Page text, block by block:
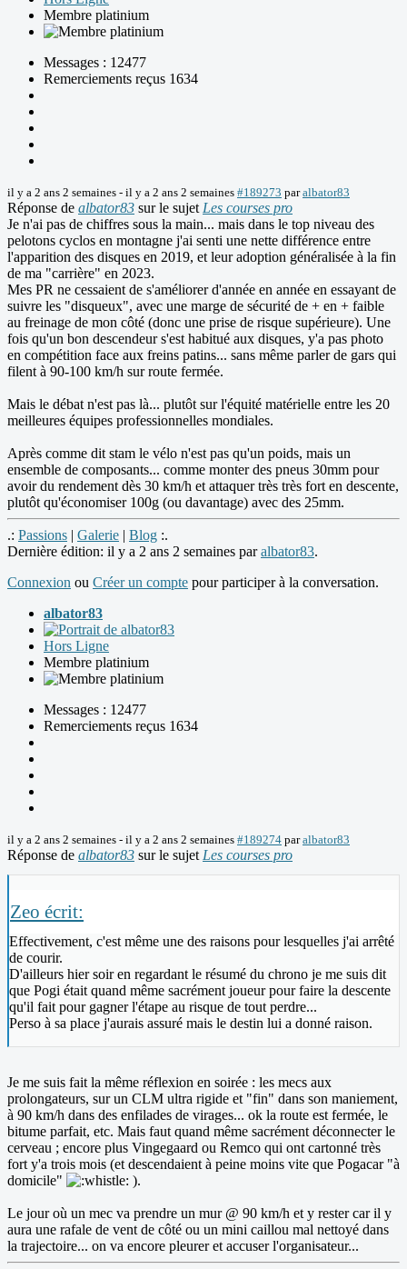
Membre platinium
Messages : 12477
Remerciements reçus 1634
il y a 2 ans 2 semaines - il y a 2 ans 2 semaines #189273 paralbator83
Réponse de albator83 sur le sujet Les courses pro
Je n'ai pas de chiffres sous la main... mais dans le top niveau des
pelotons cyclos en montagne j'ai senti une nette différence entre
l'apparition des disques en 2019, et leur adoption généralisée à la fin
de ma "carrière" en 2023.
Mes PR ne cessaient de s'améliorer d'année en année en essayant de
suivre les "disqueux", avec une marge de sécurité de + en + faible
au freinage de mon côté (donc une prise de risque supérieure). Une
fois qu'un bon descendeur s'est habitué aux disques, y'a pas photo
en compétition face aux freins patins... sans même parler de gars qui
filent à 90-100 km/h sur route fermée.
Mais le débat n'est pas là... plutôt sur l'équité matérielle entre les 20
meilleures équipes professionnelles mondiales.
Après comme dit stam le vélo n'est pas qu'un poids, mais un
ensemble de composants... comme monter des pneus 30mm pour
avoir du rendement dès 30 km/h et attaquer très très fort en descente,
plutôt qu'économiser 100g (ou davantage) avec des 25mm.
.: Passions | Galerie | Blog :.
Dernière édition: il y a 2 ans 2 semaines paralbator83.
Connexion ou Créer un compte pour participer à la conversation.
albator83
Hors Ligne
Membre platinium
Messages : 12477
Remerciements reçus 1634
il y a 2 ans 2 semaines - il y a 2 ans 2 semaines #189274 paralbator83
Réponse de albator83 sur le sujet Les courses pro
Zeo écrit:
Effectivement, c'est même une des raisons pour lesquelles j'ai arrêté
de courir.
D'ailleurs hier soir en regardant le résumé du chrono je me suis dit
que Pogi était quand même sacrément joueur pour faire la descente
qu'il fait pour gagner l'étape au risque de tout perdre...
Perso à sa place j'aurais assuré mais le destin lui a donné raison.
Je me suis fait la même réflexion en soirée : les mecs aux
prolongateurs, sur un CLM ultra rigide et "fin" dans son maniement,
à 90 km/h dans des enfilades de virages... ok la route est fermée, le
bitume parfait, etc. Mais faut quand même sacrément déconnecter le
cerveau ; encore plus Vingegaard ou Remco qui ont cartonné très
fort y'a trois mois (et descendaient à peine moins vite que Pogacar "à
domicile"
).
Le jour où un mec va prendre un mur @ 90 km/h et y rester car il y
aura une rafale de vent de côté ou un mini caillou mal nettoyé dans
la trajectoire... on va encore pleurer et accuser l'organisateur...